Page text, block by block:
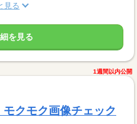
見る
を見る
1週間以内公開
クモク画像チェック